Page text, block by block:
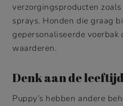
verzorgingsproducten
sprays. Honden die graag
gepersonaliseerde voerbak
waarderen.
Denk aan de
Puppy’s hebben andere